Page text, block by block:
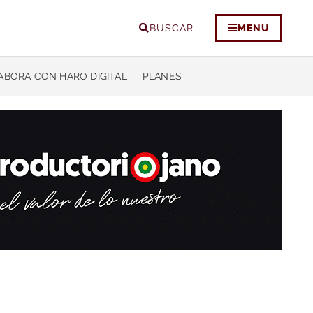
BUSCAR MENU
CON HARO DIGITAL PLANES